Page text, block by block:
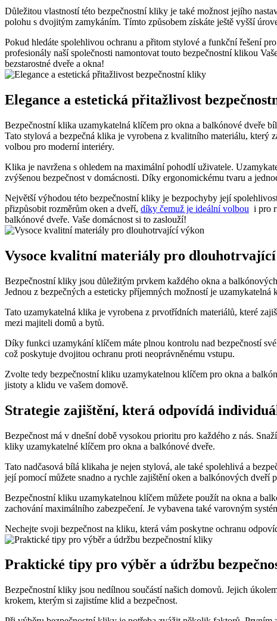
Důležitou ⁣vlastností této bezpečnostní kliky​ je také možnost ⁢jejího
polohu s dvojitým zamykáním. Tímto způsobem získáte​ ještě ⁤vyšší
Pokud⁤ hledáte⁣ spolehlivou ochranu a přitom stylové a funkční⁣ řešení⁤
profesionály naší společnosti namontovat touto bezpečnostní klikou
bezstarostné‍ dveře a okna!
Elegance a estetická přitažlivost
Bezpečnostní klika uzamykatelná klíčem pro okna a balkónové dveře
Tato stylová a bezpečná klika je vyrobena z kvalitního ⁤materiálu,⁢ který
volbou pro⁤ moderní interiéry.
Klika je ⁢navržena s⁣ ohledem na maximální pohodlí uživatele.
zvýšenou bezpečnost ⁤v domácnosti. Díky ⁣ergonomickému ‌tvaru a
Největší ⁤výhodou této bezpečnostní kliky je bezpochyby její
přizpůsobit rozměrům oken a dveří, díky čemuž je ideální volbou
i pro
balkónové dveře. Vaše domácnost si to zaslouží!
Vysoce kvalitní materiály pro
Bezpečnostní kliky jsou důležitým prvkem každého⁢ okna a
Jednou z bezpečných a esteticky příjemných možností je
Tato⁢ uzamykatelná ⁢klika je vyrobena z ⁣prvotřídních materiálů, které
mezi majiteli domů a bytů.
Díky funkci uzamykání klíčem máte⁣ plnou kontrolu nad bezpečností
což poskytuje dvojitou ochranu proti neoprávněnému vstupu.
Zvolte tedy bezpečnostní kliku uzamykatelnou klíčem​ pro okna a
⁤jistoty a‍ klidu ⁤ve vašem domově.
Strategie zajištění, která odpovídá
Bezpečnost má v dnešní době ‍vysokou‌ prioritu pro každého z nás.
kliky uzamykatelné klíčem pro okna a balkónové dveře.
Tato nadčasová bílá klikaha je ‌nejen stylová, ale také spolehlivá⁣ a
její pomocí můžete snadno a rychle zajištění oken a balkónových dveří
Bezpečnostní⁢ kliku uzamykatelnou klíčem můžete použít na okna a
zachování maximálního ​zabezpečení. Je vybavena ⁢také varovným
Nechejte svoji bezpečnost⁢ na kliku,⁢ která vám poskytne ochranu
Praktické tipy pro výběr a údržbu
Bezpečnostní kliky jsou nedílnou​ součástí našich domovů.‍ Jejich
krokem, kterým si zajistíme klid a ‌bezpečnost.